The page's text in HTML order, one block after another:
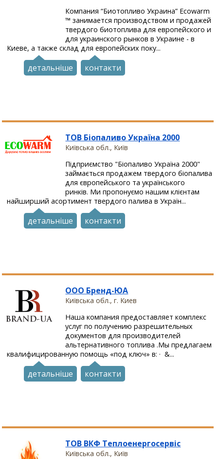
Компания “Биотопливо Украина” Ecowarm
™ занимается производством и продажей
твердого биотоплива для европейского и
для украинского рынков в Украине - в
Киеве, а также склад для европейских поку...
детальніше контакти
ТОВ Біопаливо Україна 2000
Київська обл., Київ
Підприємство "Біопаливо Україна 2000"
займається продажем твердого біопалива
для європейського та українського
ринків. Ми пропонуємо нашим клієнтам
найширший асортимент твердого палива в Україн...
детальніше контакти
ООО Бренд-ЮА
Київська обл., г. Киев
Наша компания предоставляет комплекс
услуг по получению разрешительных
документов для производителей
альтернативного топлива .Мы предлагаем
квалифицированную помощь «под ключ» в: · &...
детальніше контакти
ТОВ ВКФ Теплоенергосервіс
Київська обл., Київ